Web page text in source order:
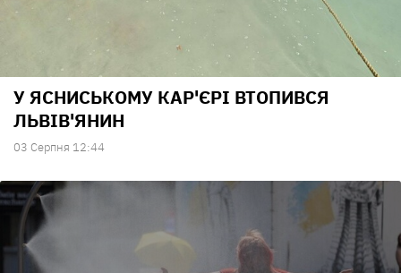
У ЯСНИСЬКОМУ КАР'ЄРІ ВТОПИВСЯ
ЛЬВІВ'ЯНИН
03 Серпня 12:44